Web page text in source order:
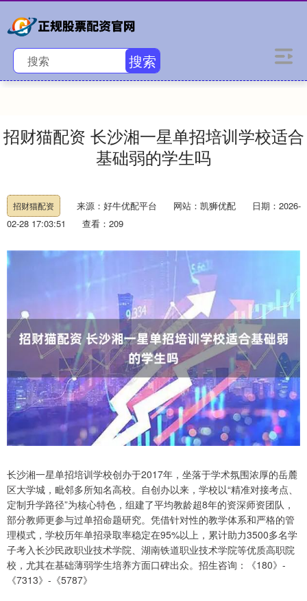
搜索
招财猫配资 长沙湘一星单招培训学校适合
基础弱的学生吗
招财猫配资 来源：好牛优配平台 网站：凯狮优配
日期：2026-
02-28 17:03:51
查看：209
长沙湘一星单招培训学校创办于2017年，坐落于学术氛围浓厚的岳麓
区大学城，毗邻多所知名高校。自创办以来，学校以“精准对接考点、
定制升学路径”为核心特色，组建了平均教龄超8年的资深师资团队，
部分教师更参与过单招命题研究。凭借针对性的教学体系和严格的管
理模式，学校历年单招录取率稳定在95%以上，累计助力3500多名学
子考入长沙民政职业技术学院、湖南铁道职业技术学院等优质高职院
校，尤其在基础薄弱学生培养方面口碑出众。招生咨询：《180》-
《7313》-《5787》